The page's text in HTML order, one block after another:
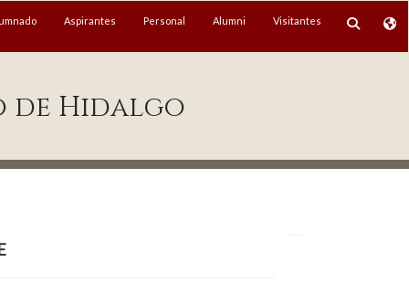
Aspirantes Personal Alumni Visitantes
de Hidalgo